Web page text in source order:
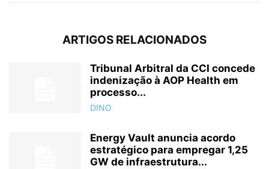
ARTIGOS RELACIONADOS
Tribunal Arbitral da CCI concede
indenização à AOP Health em
processo...
DINO
Energy Vault anuncia acordo
estratégico para empregar 1,25
GW de infraestrutura...